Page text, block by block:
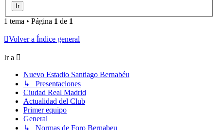
1 tema • Página 1 de 1
Volver a Índice general
Ir a
Nuevo Estadio Santiago Bernabéu
↳ Presentaciones
Ciudad Real Madrid
Actualidad del Club
Primer equipo
General
↳ Normas de Foro Bernabeu